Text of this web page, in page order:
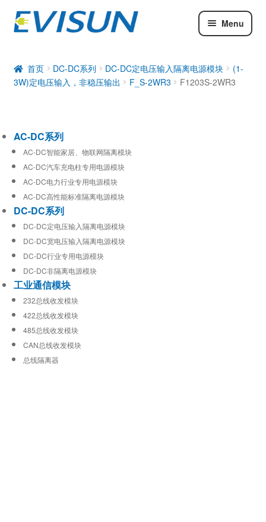
Menu
DC-DC系列
工业通信模块
首页 DC-DC系列 DC-DC定电压输入隔离电源模块
(1-
3W)定电压输入，非稳压输出
F_S-2WR3 F1203S-2WR3
AC-DC系列
AC-DC智能家居、物联网隔离模块
AC-DC汽车充电柱专用电源模块
AC-DC电力行业专用电源模块
AC-DC高性能标准隔离电源模块
DC-DC系列
DC-DC定电压输入隔离电源模块
DC-DC宽电压输入隔离电源模块
DC-DC行业专用电源模块
DC-DC非隔离电源模块
工业通信模块
232总线收发模块
422总线收发模块
485总线收发模块
CAN总线收发模块
总线隔离器